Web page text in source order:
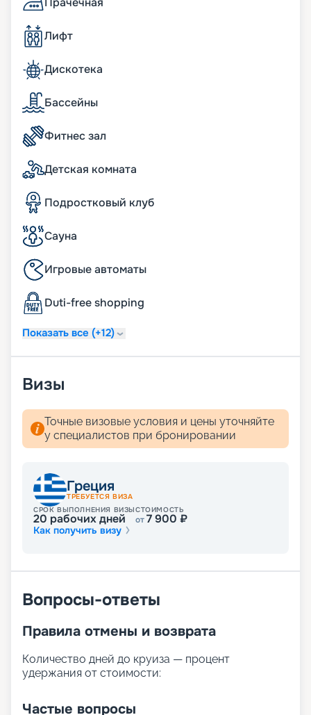
чайная станция; мини-бар, пополняемый по
потребностям гостей; пара биноклей; халаты и
тапочки в ванных комнатах; фен Dyson
гардеробные с туалетным столиком.
бесплатный Wi-Fi;
информационно-развлекательная система,
включая Smart TV, легкое подключение к
телефон с голосовой почтой;
беспроводная зарядная станция на
прикроватных тумбочках;
система индивидуального климат-контроля;
24 часа в сутки консьерж-служба;
24 часа в сутки обслуживание номеров «in-suite
24 часа в сутки батлер-сервис (действует для
резиденций);
24 часа в сутки услуги прачечной, глажки (может
взиматься дополнительная плата);
услугу подготовки сьюта ко сну;
услуга по чистке обуви.
Лифт
Дискотека
Бассейны
Фитнес зал
Детская комната
Подростковый клуб
Сауна
Игровые автоматы
Duti-free shopping
Показать все (+12)
Визы
Точные визовые условия и цены уточняйте
у специалистов при бронировании
Греция
ТРЕБУЕТСЯ ВИЗА
СРОК ВЫПОЛНЕНИЯ ВИЗЫ
20 рабочих дней
СТОИМОСТЬ
от7 900 ₽
Как получить визу
Вопросы-ответы
Правила отмены и возврата
Количество дней до круиза — процент
удержания от стоимости:
Частые вопросы